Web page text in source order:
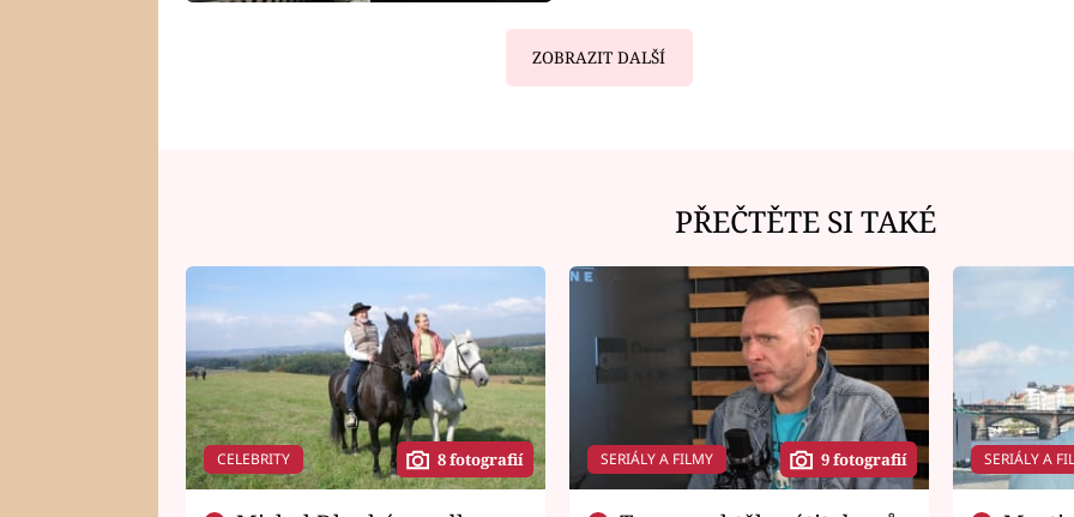
ZOBRAZIT DALŠÍ
PŘEČTĚTE SI TAKÉ
CELEBRITY 8 fotografií SERIÁLY A FILMY 9 fotografií SERIÁLY A